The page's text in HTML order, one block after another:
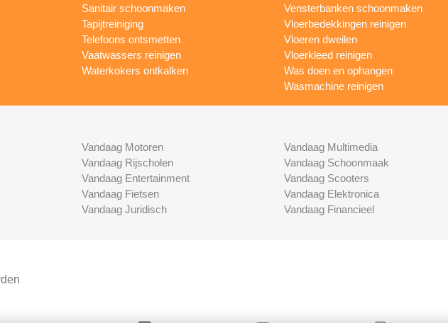
Sanitair schoonmaken
Tapijtreiniging
Telefoons ontsmetten
Vaatwassers reinigen
Waterkokers ontkalken
Vensterbanken schoonmaken
Vloerbedekkingen reinigen
Vloeren dweilen
Vloerkleed reinigen
Was doen en ophangen
Wasmachine reinigen
Vandaag Motoren
Vandaag Rijscholen
Vandaag Entertainment
Vandaag Fietsen
Vandaag Juridisch
Vandaag Multimedia
Vandaag Schoonmaak
Vandaag Scooters
Vandaag Elektronica
Vandaag Financieel